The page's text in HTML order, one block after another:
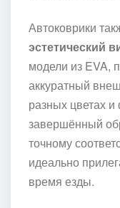
Автоковрики
эстетический
модели из EVA,
аккуратный
разных цветах
завершённый
точному
идеально
время езды.